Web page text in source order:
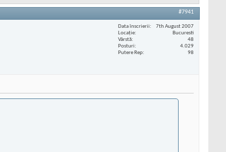
#7941
Data înscrierii
7th August 2007
Locaţie
Bucuresti
Vârstă
48
Posturi
4.029
Putere Rep
98